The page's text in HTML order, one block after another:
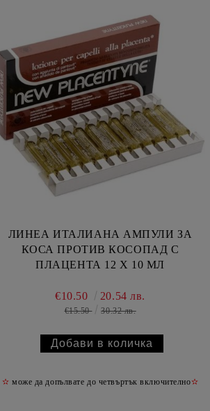
ЛИНЕА ИТАЛИАНА АМПУЛИ ЗА
КОСА ПРОТИВ КОСОПАД С
ПЛАЦЕНТА 12 Х 10 МЛ
€10.50 20.54 лв.
€15.50 30.32 лв.
✫ може да допълвате до четвъртък включително✫